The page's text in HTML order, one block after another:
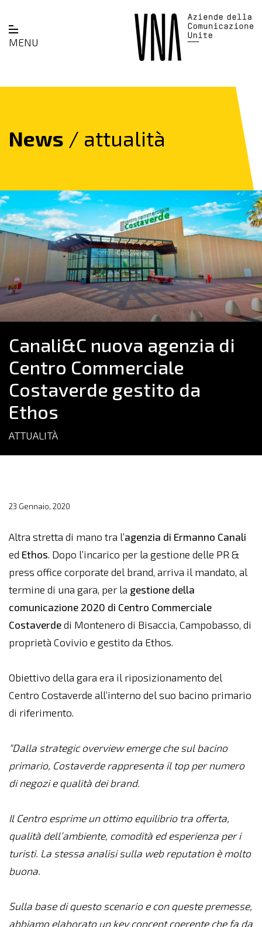
MENU
News / attualità
Canali&C nuova agenzia di
Centro Commerciale
Costaverde gestito da
Ethos
ATTUALITÀ
23 Gennaio, 2020
Altra stretta di mano tra l’agenzia di Ermanno Canali
ed Ethos. Dopo l’incarico per la gestione delle PR &
press office corporate del brand, arriva il mandato, al
termine di una gara, per la gestione della
comunicazione 2020 di Centro Commerciale
Costaverdedi Montenero di Bisaccia, Campobasso, di
proprietà Covivio e gestito da Ethos.
Obiettivo della gara era il riposizionamento del
Centro Costaverde all’interno del suo bacino primario
di riferimento.
“Dalla strategic overview emerge che sul bacino
primario, Costaverde rappresenta il top per numero
di negozi e qualità dei brand.
Il Centro esprime un ottimo equilibrio tra offerta,
qualità dell’ambiente, comodità ed esperienza per i
turisti. La stessa analisi sulla web reputation è molto
buona.
Sulla base di questo scenario e con queste premesse,
abbiamo elaborato un key concept coerente che fa da